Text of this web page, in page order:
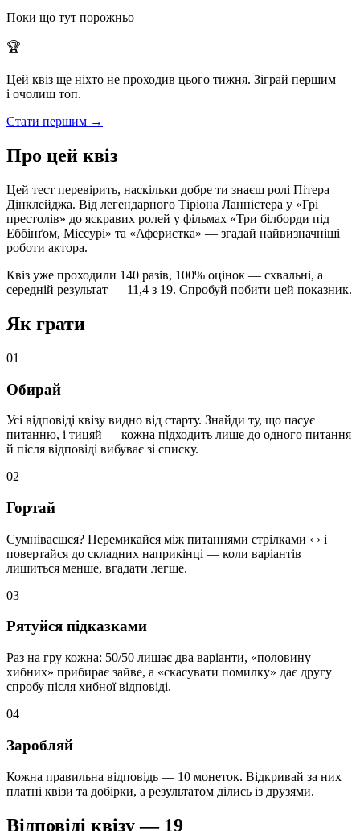
Поки що тут порожньо
🏆
Цей квіз ще ніхто не проходив цього тижня. Зіграй першим —
і очолиш топ.
Стати першим →
Про цей квіз
Цей тест перевірить, наскільки добре ти знаєш ролі Пітера
Дінклейджа. Від легендарного Тіріона Ланністера у «Грі
престолів» до яскравих ролей у фільмах «Три білборди під
Еббінґом, Міссурі» та «Аферистка» — згадай найвизначніші
роботи актора.
Квіз уже проходили 140 разів, 100% оцінок — схвальні, а
середній результат — 11,4 з 19. Спробуй побити цей показник.
Як грати
01
Обирай
Усі відповіді квізу видно від старту. Знайди ту, що пасує
питанню, і тицяй — кожна підходить лише до одного питання
й після відповіді вибуває зі списку.
02
Гортай
Сумніваєшся? Перемикайся між питаннями стрілками ‹ › і
повертайся до складних наприкінці — коли варіантів
лишиться менше, вгадати легше.
03
Рятуйся підказками
Раз на гру кожна: 50/50 лишає два варіанти, «половину
хибних» прибирає зайве, а «скасувати помилку» дає другу
спробу після хибної відповіді.
04
Заробляй
Кожна правильна відповідь — 10 монеток. Відкривай за них
платні квізи та добірки, а результатом ділись із друзями.
Відповіді квізу — 19